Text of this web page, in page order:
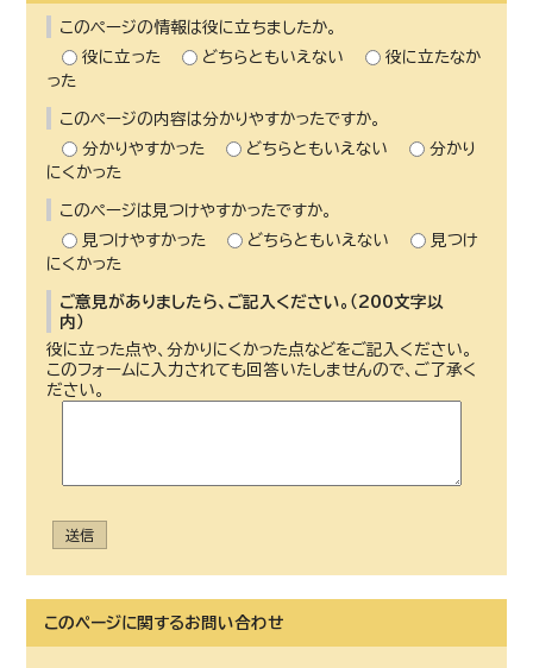
このページの情報は役に立ちましたか。
役に立った
どちらともいえない
役に立たなか
った
このページの内容は分かりやすかったですか。
分かりやすかった
どちらともいえない
分かり
にくかった
このページは見つけやすかったですか。
見つけやすかった
どちらともいえない
見つけ
にくかった
ご意見がありましたら、ご記入ください。（200文字以
内）
役に立った点や、分かりにくかった点などをご記入ください。
このフォームに入力されても回答いたしませんので、ご了承く
ださい。
送信
このページに関するお問い合わせ